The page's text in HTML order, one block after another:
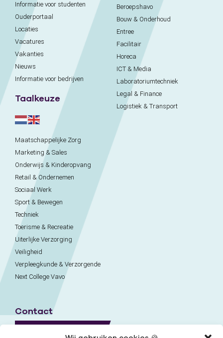
Informatie voor studenten
Ouderportaal
Locaties
Vacatures
Vakanties
Nieuws
Informatie voor bedrijven
Taalkeuze
Beroepshavo
Bouw & Onderhoud
Entree
Facilitair
Horeca
ICT & Media
Laboratoriumtechniek
Legal & Finance
Logistiek & Transport
Maatschappelijke Zorg
Marketing & Sales
Onderwijs & Kinderopvang
Retail & Ondernemen
Sociaal Werk
Sport & Bewegen
Techniek
Toerisme & Recreatie
Uiterlijke Verzorging
Veiligheid
Verpleegkunde & Verzorgende
Next College Vavo
Contact